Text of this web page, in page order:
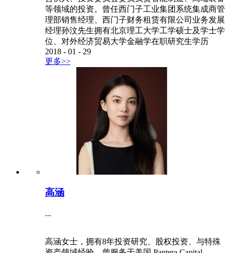
等领域的投资。曾任西门子工业集团系统集成商管
理部销售经理、西门子财务租赁有限公司业务发展
经理孙汶先生拥有北京理工大学工学硕士及学士学
位、对外经济贸易大学金融学在职研究生学历
2018 - 01 - 29
更多>>
高涵
...
高涵女士，拥有8年投资研究、股权投资、与特殊